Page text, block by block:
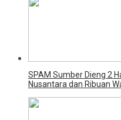
SPAM Sumber Dieng 2
Nusantara dan Ribuan